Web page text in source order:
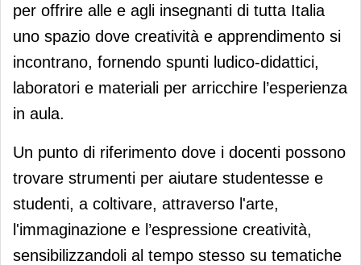
per offrire alle e agli insegnanti di tutta Italia
uno spazio dove creatività e apprendimento si
incontrano, fornendo spunti ludico-didattici,
laboratori e materiali per arricchire l’esperienza
in aula.
Un punto di riferimento dove i docenti possono
trovare strumenti per aiutare studentesse e
studenti, a coltivare, attraverso l'arte,
l'immaginazione e l’espressione creatività,
sensibilizzandoli al tempo stesso su tematiche